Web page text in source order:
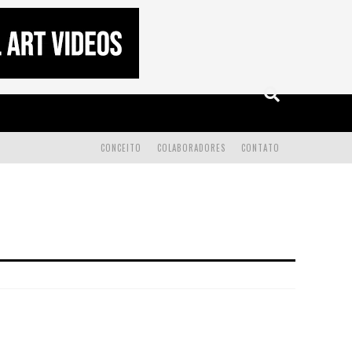
CONTATO
COLABORADORES
CONCEITO